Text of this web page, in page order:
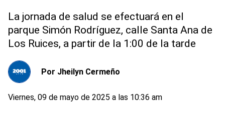
La jornada de salud se efectuará en el
parque Simón Rodríguez, calle Santa Ana de
Los Ruices, a partir de la 1:00 de la tarde
Por Jheilyn Cermeño
Viernes, 09 de mayo de 2025 a las 10:36 am